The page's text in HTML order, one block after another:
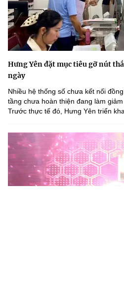
Hưng Yên đặt mục tiêu gỡ nút
ngày
Nhiều hệ thống số chưa kết nối
tầng chưa hoàn thiện đang làm
Trước thực tế đó, Hưng Yên triển